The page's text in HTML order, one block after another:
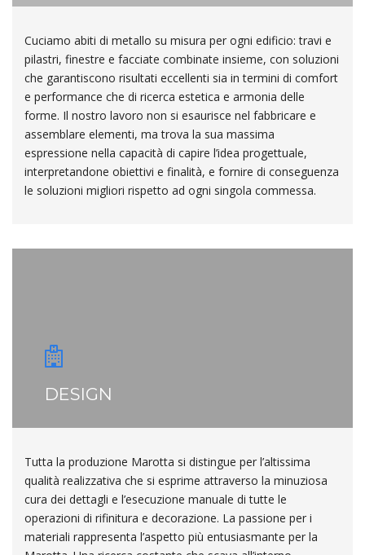
Cuciamo abiti di metallo su misura per ogni edificio: travi e
pilastri, finestre e facciate combinate insieme, con soluzioni
che garantiscono risultati eccellenti sia in termini di comfort
e performance che di ricerca estetica e armonia delle
forme. Il nostro lavoro non si esaurisce nel fabbricare e
assemblare elementi, ma trova la sua massima
espressione nella capacità di capire l’idea progettuale,
interpretandone obiettivi e finalità, e fornire di conseguenza
le soluzioni migliori rispetto ad ogni singola commessa.
DESIGN
Tutta la produzione Marotta si distingue per l’altissima
qualità realizzativa che si esprime attraverso la minuziosa
cura dei dettagli e l’esecuzione manuale di tutte le
operazioni di rifinitura e decorazione. La passione per i
materiali rappresenta l’aspetto più entusiasmante per la